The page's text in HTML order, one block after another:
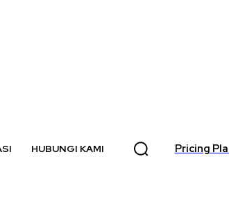
HUBUNGI KAMI Pricing